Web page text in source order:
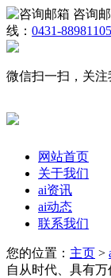
咨询邮
线： 0431-88981105
微信扫一扫，关
网站首页
关于我们
ai资讯
ai动态
联系我们
您的位置： 主页 >
自从时代、具有